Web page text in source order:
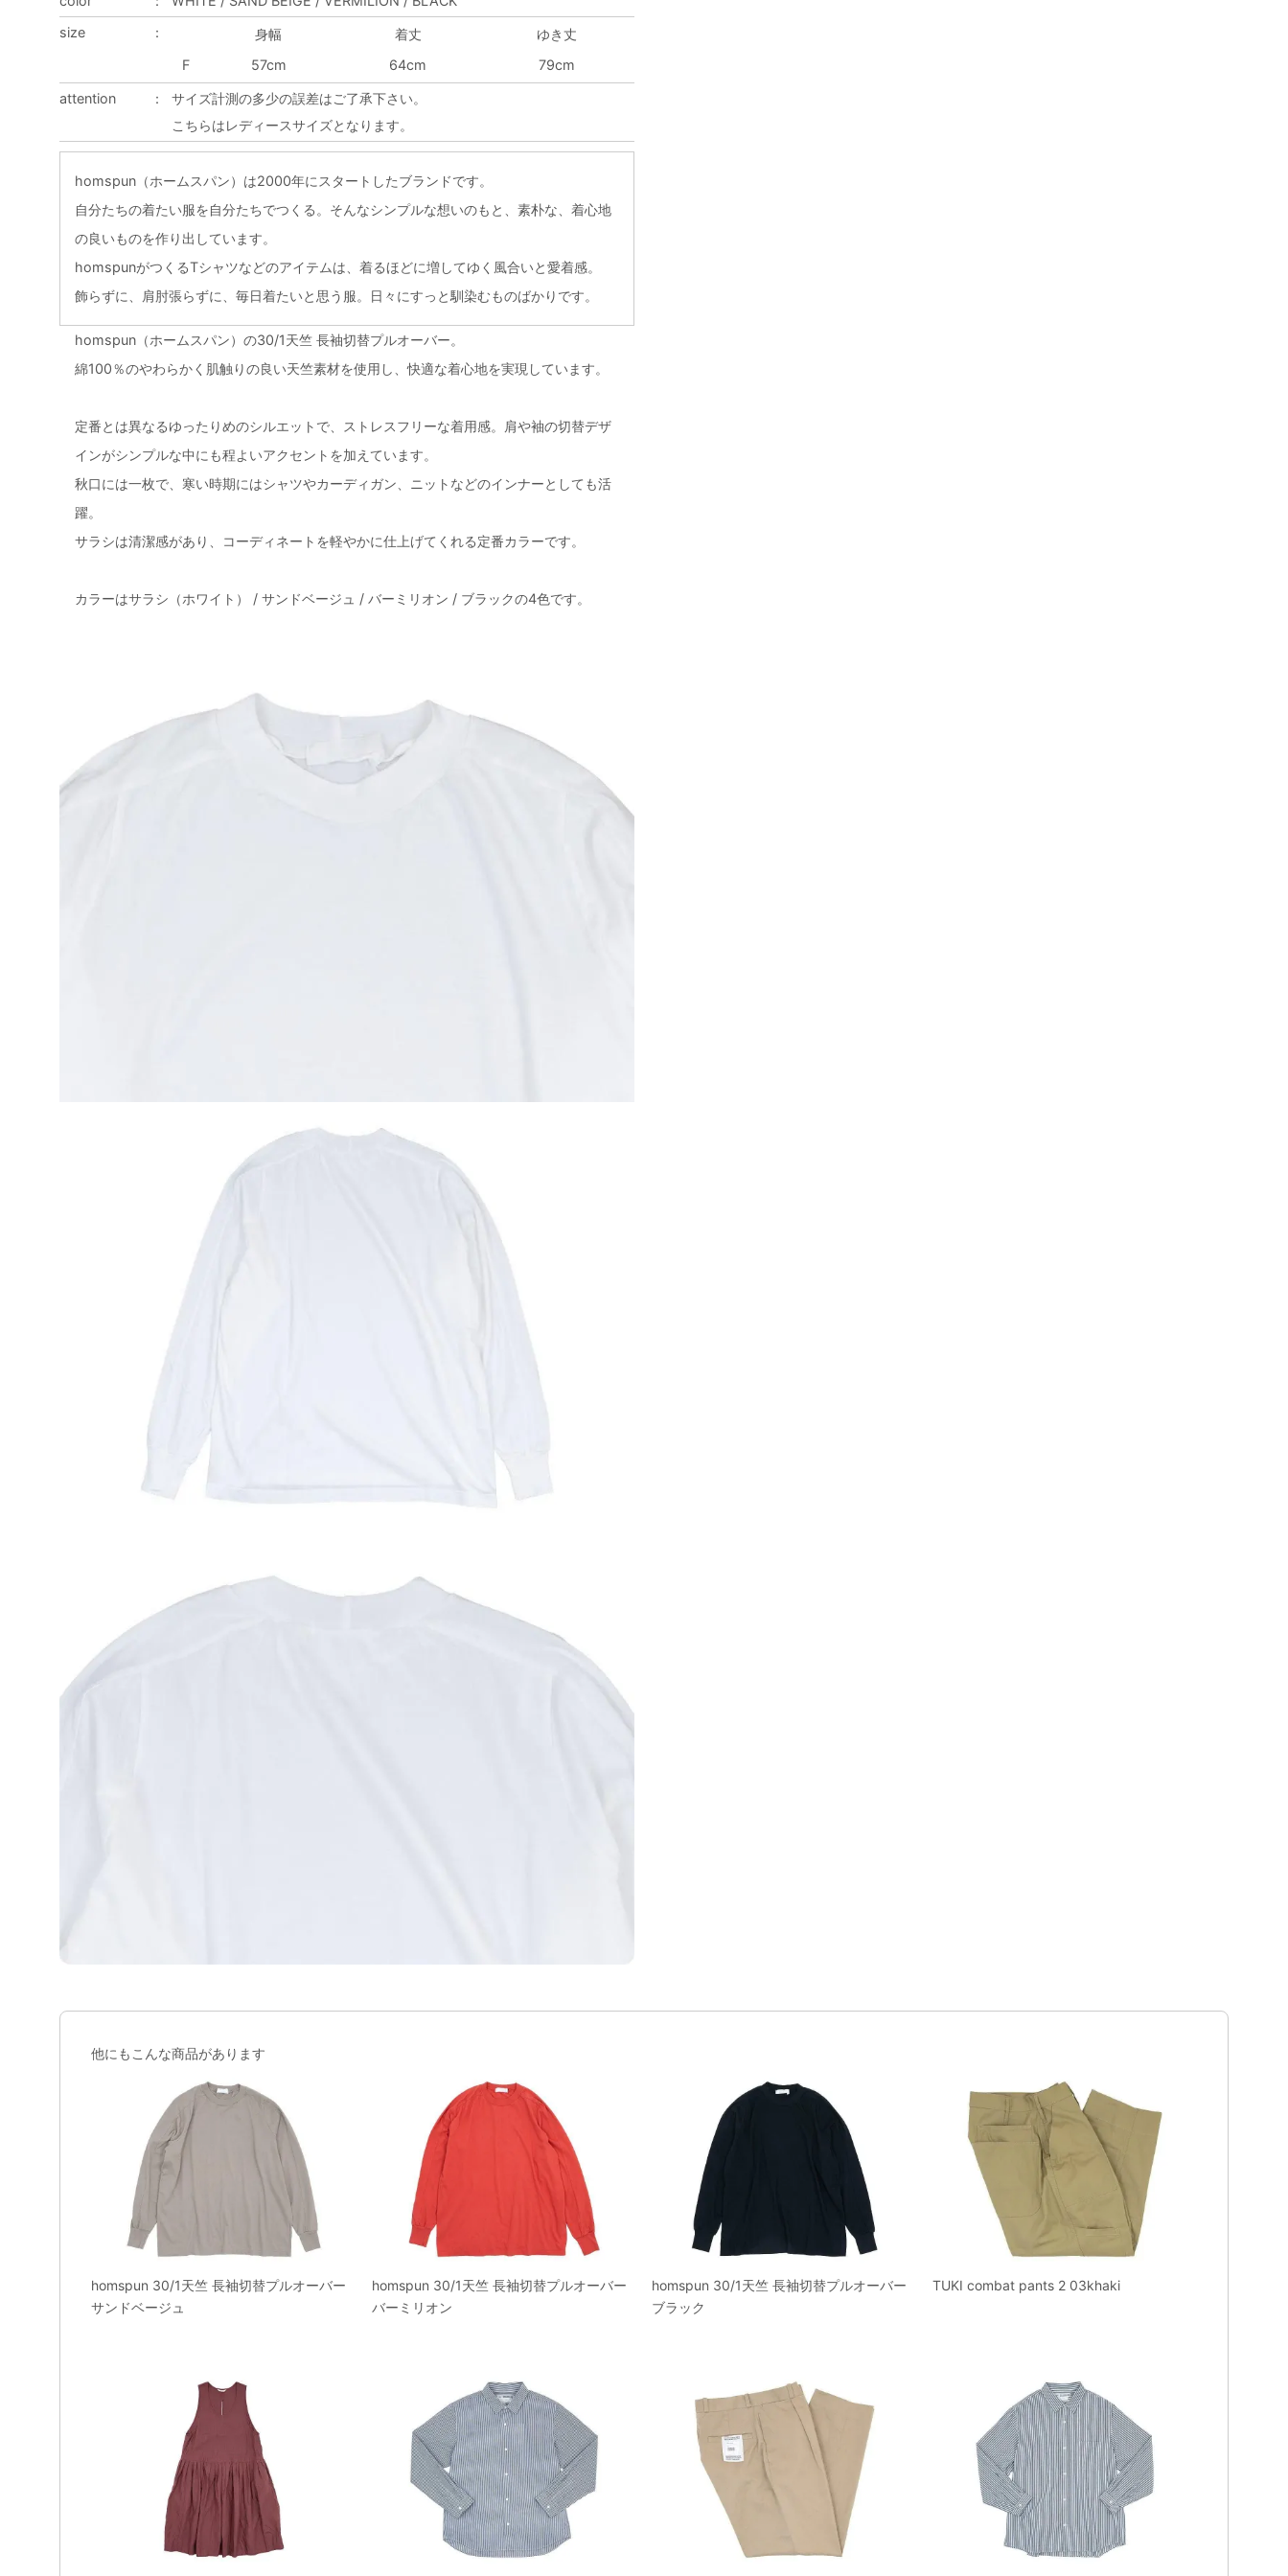
homspun（ホームスパン）の30/1天竺 長袖切替プルオーバー。
綿100％のやわらかく肌触りの良い天竺素材を使用し、快適な着心地を実現しています。
定番とは異なるゆったりめのシルエットで、ストレスフリーな着用感。肩や袖の切替デザ
インがシンプルな中にも程よいアクセントを加えています。
秋口には一枚で、寒い時期にはシャツやカーディガン、ニットなどのインナーとしても活
躍。
サラシは清潔感があり、コーディネートを軽やかに仕上げてくれる定番カラーです。
カラーはサラシ（ホワイト） / サンドベージュ / バーミリオン / ブラックの4色です。
homspun（ホームスパン）は2000年にスタートしたブランドです。
自分たちの着たい服を自分たちでつくる。そんなシンプルな想いのもと、素朴な、着心地
の良いものを作り出しています。
homspunがつくるTシャツなどのアイテムは、着るほどに増してゆく風合いと愛着感。
飾らずに、肩肘張らずに、毎日着たいと思う服。日々にすっと馴染むものばかりです。
size
： 身幅 着丈
ゆき丈
F
57cm 64cm 79cm
attention ：
サイズ計測の多少の誤差はご了承下さい。
こちらはレディースサイズとなります。
他にもこんな商品があります
homspun 30/1天竺 長袖切替プルオーバー
サンドベージュ
homspun 30/1天竺 長袖切替プルオーバー
バーミリオン
homspun 30/1天竺 長袖切替プルオーバー
ブラック
TUKI combat pants 2 03khaki